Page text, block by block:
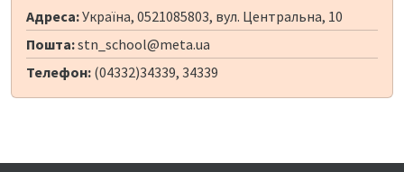
Адреса:Україна, 0521085803, вул. Центральна, 10
Пошта:stn_school@meta.ua
Телефон: (04332)34339, 34339